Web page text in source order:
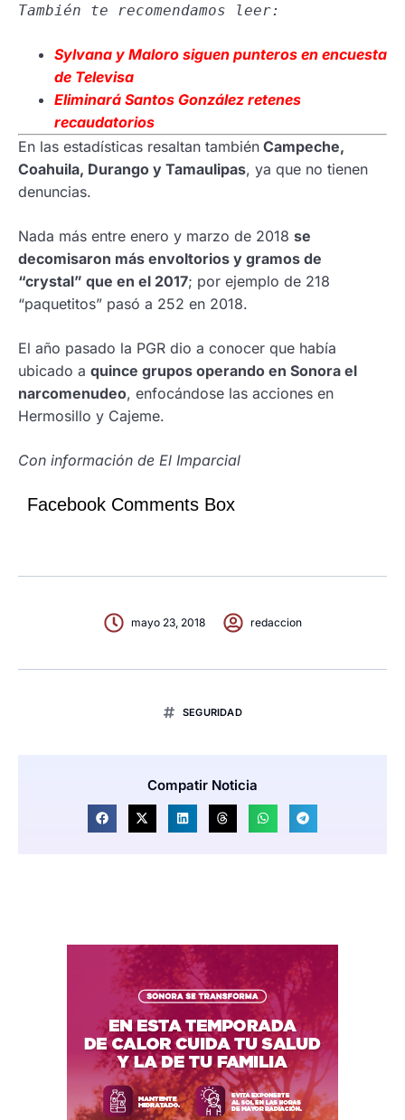
También te recomendamos leer:
Sylvana y Maloro siguen punteros en encuesta
de Televisa
Eliminará Santos González retenes
recaudatorios
En las estadísticas resaltan también Campeche,
Coahuila, Durango y Tamaulipas, ya que no tienen
denuncias.
Nada más entre enero y marzo de 2018 se
decomisaron más envoltorios y gramos de
“crystal” que en el 2017; por ejemplo de 218
“paquetitos” pasó a 252 en 2018.
El año pasado la PGR dio a conocer que había
ubicado a quince grupos operando en Sonora el
narcomenudeo, enfocándose las acciones en
Hermosillo y Cajeme.
Con información de El Imparcial
Facebook Comments Box
mayo 23, 2018 redaccion
SEGURIDAD
Compatir Noticia